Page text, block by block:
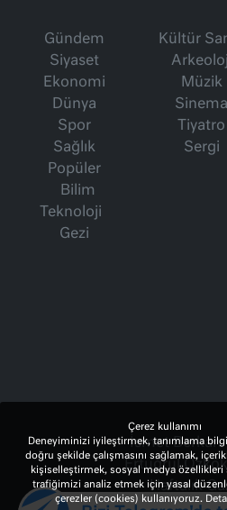
Gündem
Siyaset
Ekonomi
Dünya
Spor
Sağlık
Popüler
Bilim
Teknoloji
Gezi
Kültür
Müzik
Sinema
Tiyatro
Sergi
İsmet Berkan
Ertuğrul Özkök
Haftalık
Çerez kullanımı
Deneyiminizi iyileştirmek, tanımlama
doğru şekilde çalışmasını sağlamak,
kişiselleştirmek, sosyal medya özellikleri
trafiğimizi analiz etmek için yasal
çerezler (cookies) kullanıyoruz.